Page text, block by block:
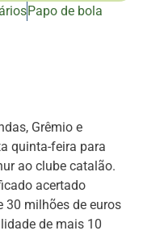
Papo de bola
Grêmio e
quinta-feira para
ao clube catalão.
acertado
30 milhões de euros
de mais 10